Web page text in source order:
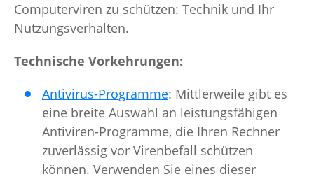
Computerviren zu schützen: Technik und Ihr
Nutzungsverhalten.
Technische Vorkehrungen:
Antivirus-Programme: Mittlerweile gibt es
eine breite Auswahl an leistungsfähigen
Antiviren-Programme, die Ihren Rechner
zuverlässig vor Virenbefall schützen
können. Verwenden Sie eines dieser